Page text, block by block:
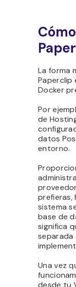
La forma
Paperclip
Docker
Por
de
datos
entorno.
prefieras,
sistema
base de
significa
separada
Una vez
desde tu